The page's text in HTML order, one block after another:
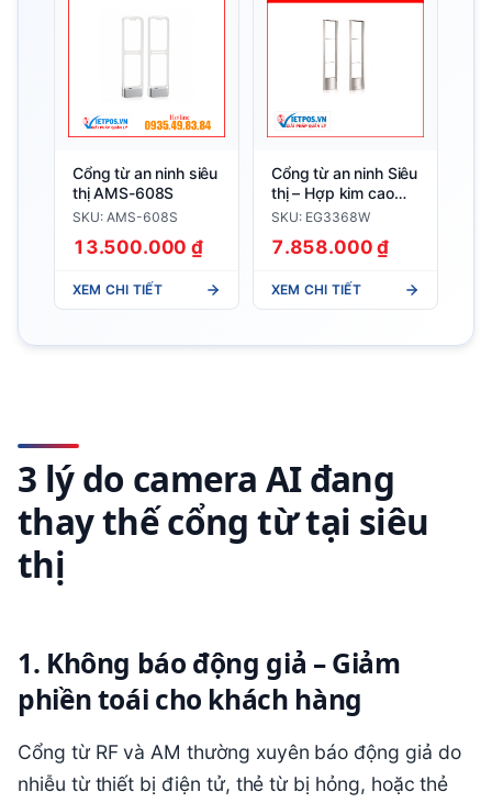
Cổng từ an ninh siêu
thị AMS-608S
SKU: AMS-608S
13.500.000 ₫
XEM CHI TIẾT
Cổng từ an ninh Siêu
thị – Hợp kim cao
cấp EG3368W
SKU: EG3368W
7.858.000 ₫
XEM CHI TIẾT
3 lý do camera AI đang
thay thế cổng từ tại siêu
thị
1. Không báo động giả – Giảm
phiền toái cho khách hàng
Cổng từ RF và AM thường xuyên báo động giả do
nhiễu từ thiết bị điện tử, thẻ từ bị hỏng, hoặc thẻ